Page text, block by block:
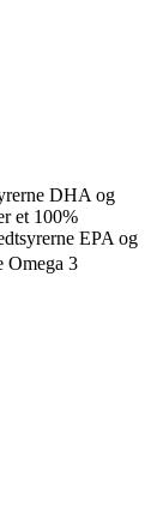
DHA og
et 100%
EPA og
Omega 3